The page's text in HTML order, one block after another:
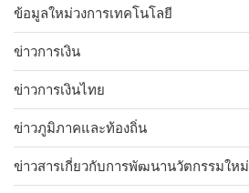
ข้อมูลใหม่วงการเทคโนโลยี
ข่าวการเงิน
ข่าวการเงินไทย
ข่าวภูมิภาคและท้องถิ่น
ข่าวสารเกี่ยวกับการพัฒนานวัตกรรมใหม่